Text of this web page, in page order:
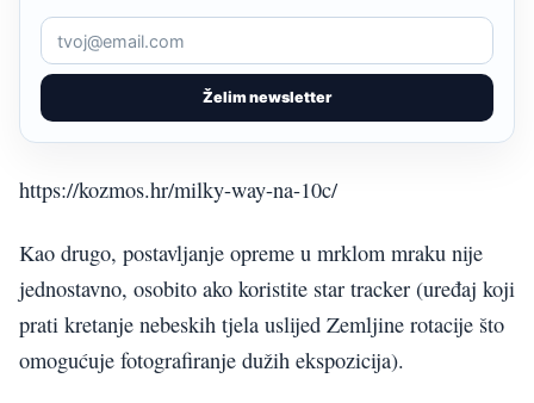
Želim newsletter
https://kozmos.hr/milky-way-na-10c/
Kao drugo, postavljanje opreme u mrklom mraku nije
jednostavno, osobito ako koristite star tracker (uređaj koji
prati kretanje nebeskih tjela uslijed Zemljine rotacije što
omogućuje fotografiranje dužih ekspozicija).